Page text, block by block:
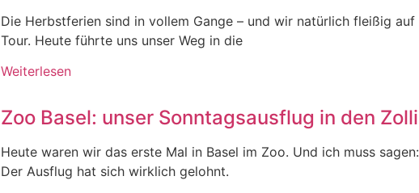
Die Herbstferien sind in vollem Gange – und wir natürlich fleißig auf
Tour. Heute führte uns unser Weg in die
Weiterlesen
Zoo Basel: unser Sonntagsausflug in den Zolli
Heute waren wir das erste Mal in Basel im Zoo. Und ich muss sagen:
Der Ausflug hat sich wirklich gelohnt.